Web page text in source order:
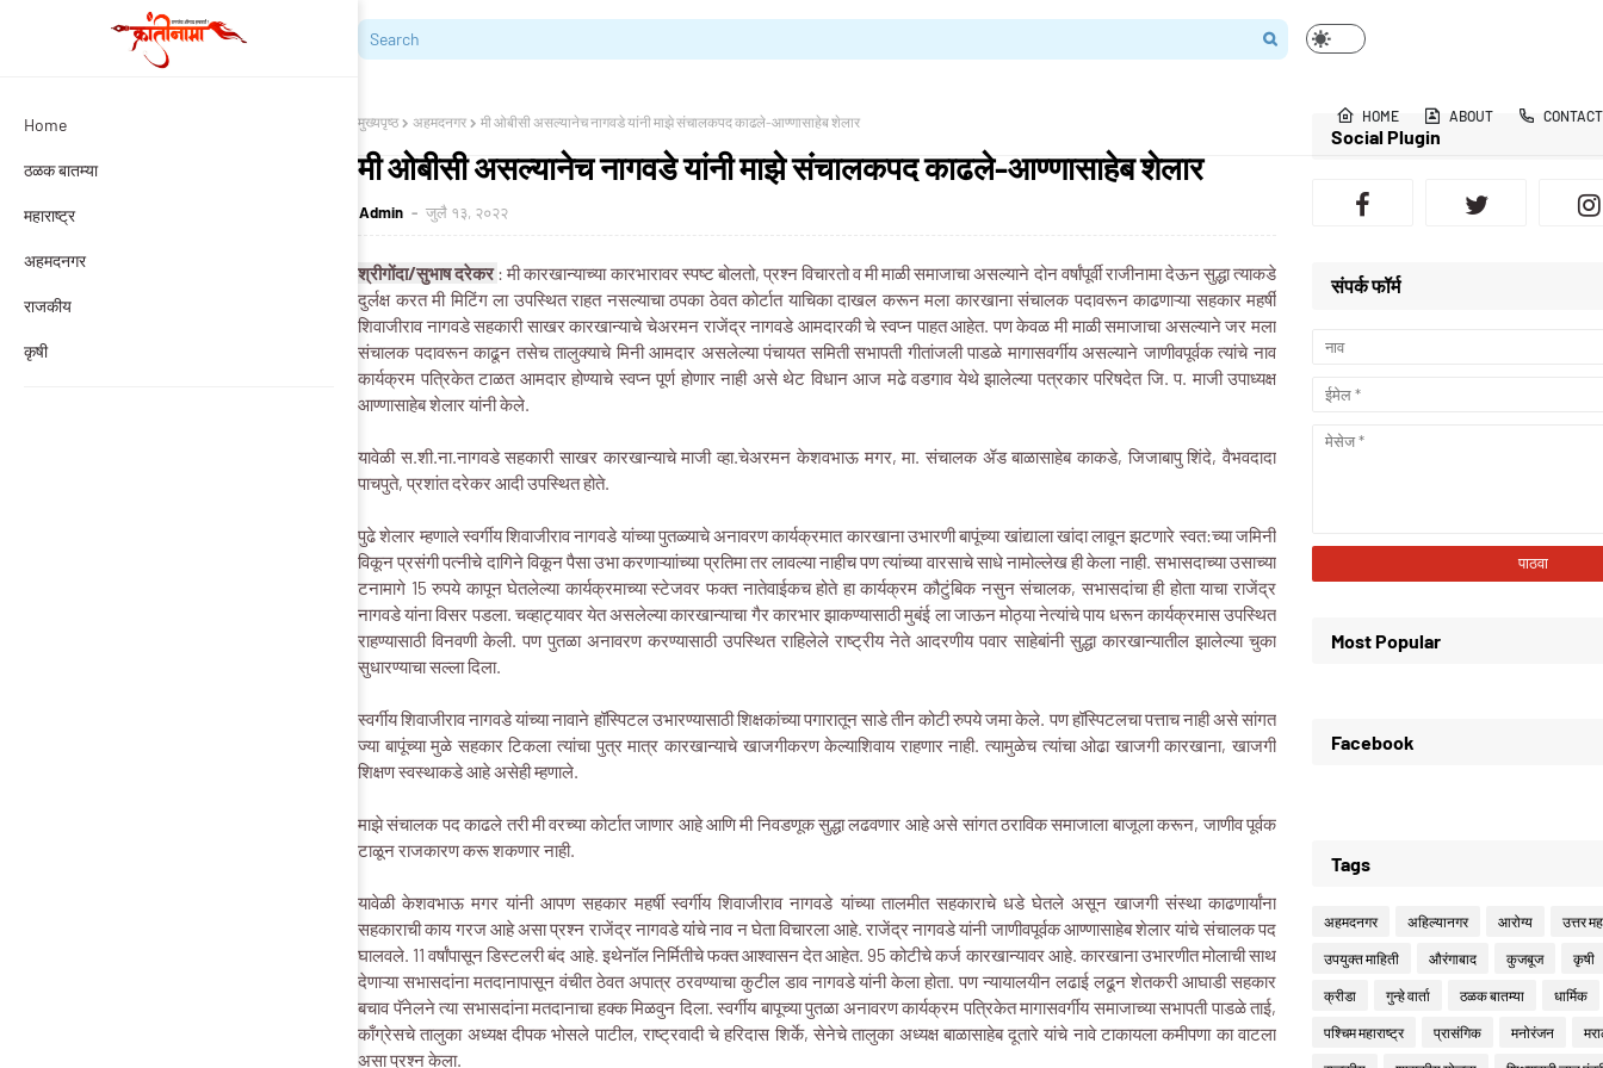
Home
ठळक बातम्या
महाराष्ट्र
अहमदनगर
राजकीय
कृषी
HOME ABOUT CONTACT
मुख्यपृष्ठ अहमदनगर मी ओबीसी असल्यानेच नागवडे यांनी माझे संचालकपद काढले-आण्णासाहेब शेलार
मी ओबीसी असल्यानेच नागवडे यांनी माझे संचालकपद काढले-आण्णासाहेब शेलार
Admin जुलै १३, २०२२
श्रीगोंदा/सुभाष दरेकर: मी कारखान्याच्या कारभारावर स्पष्ट बोलतो, प्रश्न विचारतो व मी माळी समाजाचा असल्याने दोन वर्षांपूर्वी राजीनामा देऊन सुद्धा त्याकडे
दुर्लक्ष करत मी मिटिंग ला उपस्थित राहत नसल्याचा ठपका ठेवत कोर्टात याचिका दाखल करून मला कारखाना संचालक पदावरून काढणाऱ्या सहकार महर्षी
शिवाजीराव नागवडे सहकारी साखर कारखान्याचे चेअरमन राजेंद्र नागवडे आमदारकी चे स्वप्न पाहत आहेत. पण केवळ मी माळी समाजाचा असल्याने जर मला
संचालक पदावरून काढून तसेच तालुक्याचे मिनी आमदार असलेल्या पंचायत समिती सभापती गीतांजली पाडळे मागासवर्गीय असल्याने जाणीवपूर्वक त्यांचे नाव
कार्यक्रम पत्रिकेत टाळत आमदार होण्याचे स्वप्न पूर्ण होणार नाही असे थेट विधान आज मढे वडगाव येथे झालेल्या पत्रकार परिषदेत जि. प. माजी उपाध्यक्ष
आण्णासाहेब शेलार यांनी केले.
यावेळी स.शी.ना.नागवडे सहकारी साखर कारखान्याचे माजी व्हा.चेअरमन केशवभाऊ मगर, मा. संचालक ॲड बाळासाहेब काकडे, जिजाबापु शिंदे, वैभवदादा
पाचपुते, प्रशांत दरेकर आदी उपस्थित होते.
पुढे शेलार म्हणाले स्वर्गीय शिवाजीराव नागवडे यांच्या पुतळ्याचे अनावरण कार्यक्रमात कारखाना उभारणी बापूंच्या खांद्याला खांदा लावून झटणारे स्वत:च्या जमिनी
विकून प्रसंगी पत्नीचे दागिने विकून पैसा उभा करणाऱ्याांच्या प्रतिमा तर लावल्या नाहीच पण त्यांच्या वारसाचे साधे नामोल्लेख ही केला नाही. सभासदाच्या उसाच्या
टनामागे 15 रुपये कापून घेतलेल्या कार्यक्रमाच्या स्टेजवर फक्त नातेवाईकच होते हा कार्यक्रम कौटुंबिक नसुन संचालक, सभासदांचा ही होता याचा राजेंद्र
नागवडे यांना विसर पडला. चव्हाट्यावर येत असलेल्या कारखान्याचा गैर कारभार झाकण्यासाठी मुबंई ला जाऊन मोठ्या नेत्यांचे पाय धरून कार्यक्रमास उपस्थित
राहण्यासाठी विनवणी केली. पण पुतळा अनावरण करण्यासाठी उपस्थित राहिलेले राष्ट्रीय नेते आदरणीय पवार साहेबांनी सुद्धा कारखान्यातील झालेल्या चुका
सुधारण्याचा सल्ला दिला.
स्वर्गीय शिवाजीराव नागवडे यांच्या नावाने हॉस्पिटल उभारण्यासाठी शिक्षकांच्या पगारातून साडे तीन कोटी रुपये जमा केले. पण हॉस्पिटलचा पत्ताच नाही असे सांगत
ज्या बापूंच्या मुळे सहकार टिकला त्यांचा पुत्र मात्र कारखान्याचे खाजगीकरण केल्याशिवाय राहणार नाही. त्यामुळेच त्यांचा ओढा खाजगी कारखाना, खाजगी
शिक्षण स्वस्थाकडे आहे असेही म्हणाले.
माझे संचालक पद काढले तरी मी वरच्या कोर्टात जाणार आहे आणि मी निवडणूक सुद्धा लढवणार आहे असे सांगत ठराविक समाजाला बाजूला करून, जाणीव पूर्वक
टाळून राजकारण करू शकणार नाही.
यावेळी केशवभाऊ मगर यांनी आपण सहकार महर्षी स्वर्गीय शिवाजीराव नागवडे यांच्या तालमीत सहकाराचे धडे घेतले असून खाजगी संस्था काढणार्यांना
सहकाराची काय गरज आहे असा प्रश्न राजेंद्र नागवडे यांंचे नाव न घेता विचारला आहे. राजेंद्र नागवडे यांनी जाणीवपूर्वक आण्णासाहेब शेलार यांचे संचालक पद
घालवले. 11 वर्षांपासून डिस्टलरी बंद आहे. इथेनॉल निर्मितीचे फक्त आश्वासन देत आहेत. 95 कोटीचे कर्ज कारखान्यावर आहे. कारखाना उभारणीत मोलाची साथ
देणाऱ्या सभासदांना मतदानापासून वंचीत ठेवत अपात्र ठरवण्याचा कुटील डाव नागवडे यांनी केला होता. पण न्यायालयीन लढाई लढून शेतकरी आघाडी सहकार
बचाव पॅनेलने त्या सभासदांना मतदानाचा हक्क मिळवुन दिला. स्वर्गीय बापूच्या पुतळा अनावरण कार्यक्रम पत्रिकेत मागासवर्गीय समाजाच्या सभापती पाडळे ताई,
काँग्रेसचे तालुका अध्यक्ष दीपक भोसले पाटील, राष्ट्रवादी चे हरिदास शिर्के, सेनेचे तालुका अध्यक्ष बाळासाहेब दूतारे यांचे नावे टाकायला कमीपणा का वाटला
असा प्रश्न केला.
Social Plugin
संपर्क फॉर्म
Most Popular
Facebook
Tags
अहमदनगर अहिल्यानगर आरोग्य उत्तर
उपयुक्त माहिती औरंगाबाद कुजबूज कृषी
क्रीडा गुन्हे वार्ता ठळक बातम्या धार्मिक
पश्चिम महाराष्ट्र प्रासंगिक मनोरंजन